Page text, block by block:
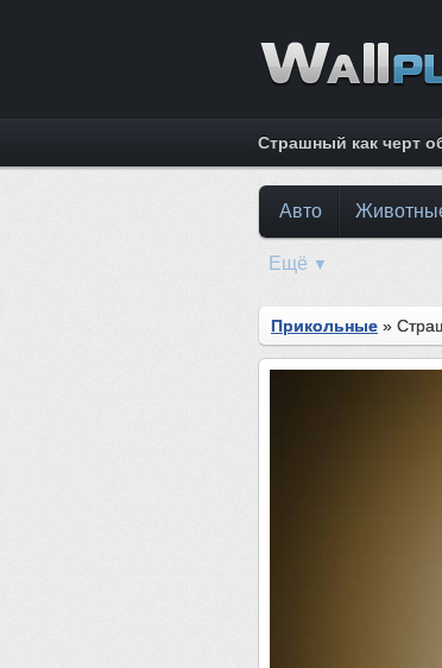
Страшный как черт
Авто
Ещё ▼
Прикольные »